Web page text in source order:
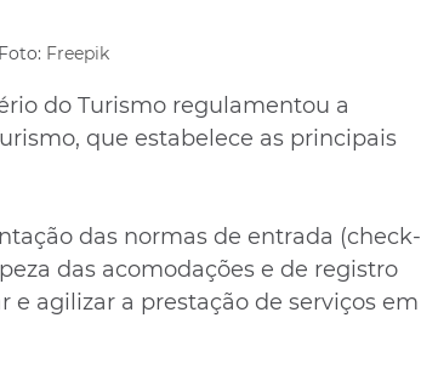
Foto: Freepik
do Turismo regulamentou a
que estabelece as principais
das normas de entrada (check-
das acomodações e de registro
e agilizar a prestação de serviços em